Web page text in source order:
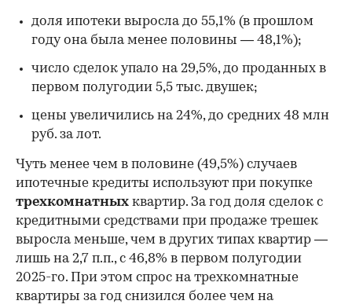
доля ипотеки выросла до 55,1% (в прошлом
году она была менее половины — 48,1%);
число сделок упало на 29,5%, до проданных в
первом полугодии 5,5 тыс. двушек;
цены увеличились на 24%, до средних 48 млн
руб. за лот.
Чуть менее чем в половине (49,5%) случаев
ипотечные кредиты используют при покупке
трехкомнатных квартир. За год доля сделок с
кредитными средствами при продаже трешек
выросла меньше, чем в других типах квартир —
лишь на 2,7 п.п., с 46,8% в первом полугодии
2025-го. При этом спрос на трехкомнатные
квартиры за год снизился более чем на